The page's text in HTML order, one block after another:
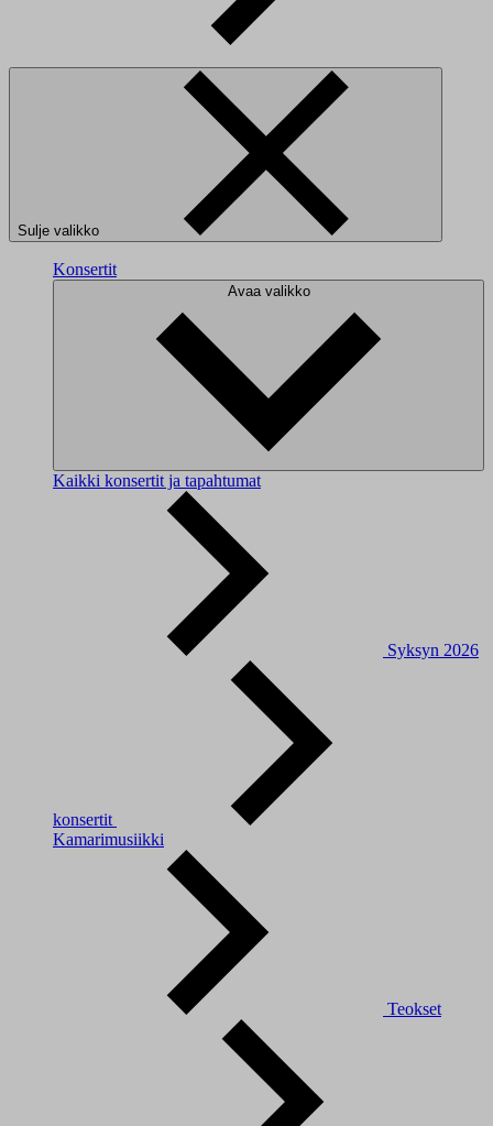
Sulje valikko
Konsertit
Avaa valikko
Kaikki konsertit ja tapahtumat
Syksyn 2026
konsertit
Kamarimusiikki
Teokset